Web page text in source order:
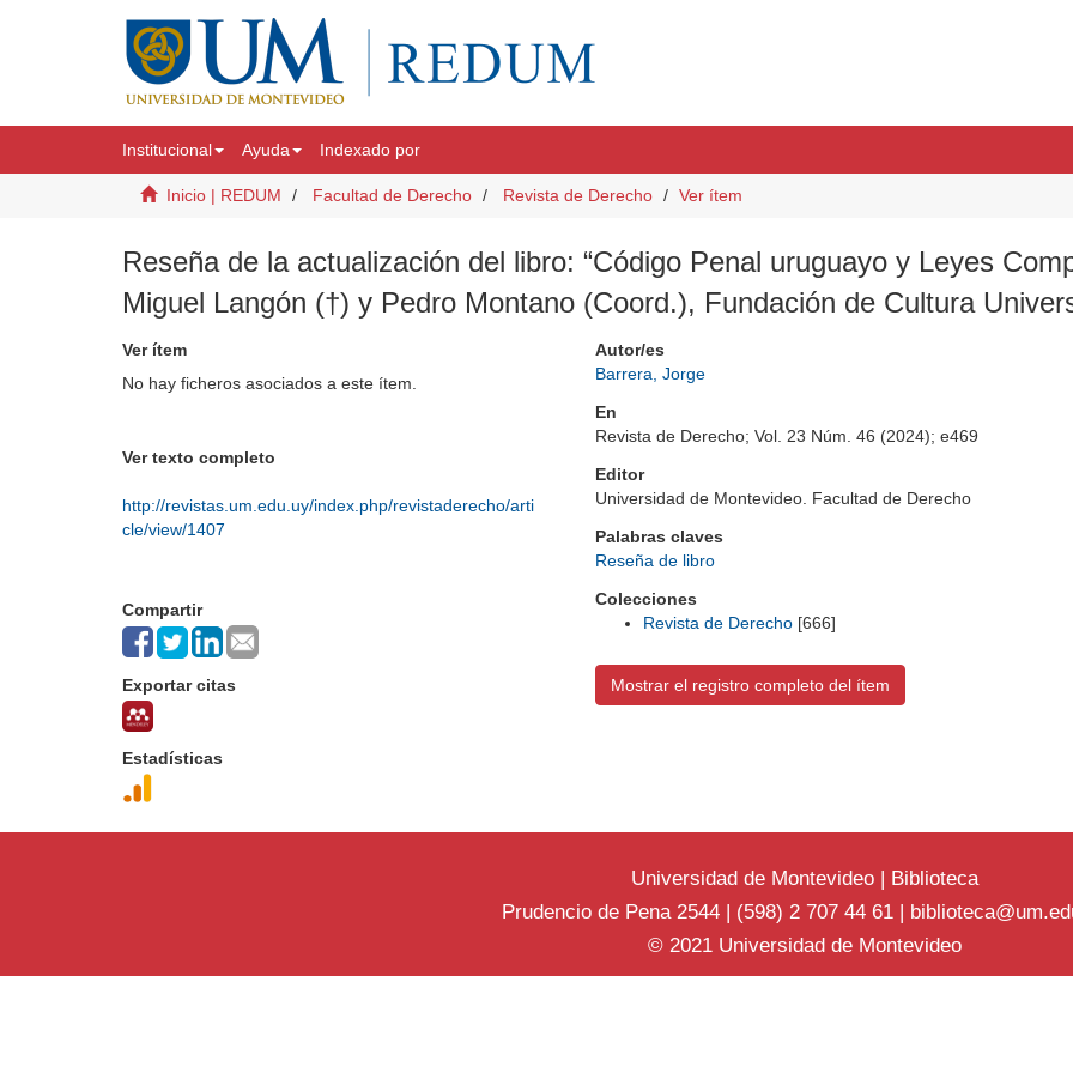
Institucional Ayuda Indexado por
Inicio | REDUM Facultad de Derecho Revista de Derecho Ver ítem
Reseña de la actualización del libro: “Código Penal uruguayo y Leyes
Miguel Langón (†) y Pedro Montano (Coord.), Fundación de Cultura
Ver ítem
No hay ficheros asociados a este ítem.
Ver texto completo
http://revistas.um.edu.uy/index.php/revistaderecho/arti
cle/view/1407
Compartir
Exportar citas
Estadísticas
Autor/es
Barrera, Jorge
En
Revista de Derecho; Vol. 23 Núm. 46 (2024); e469
Editor
Universidad de Montevideo. Facultad de Derecho
Palabras claves
Reseña de libro
Colecciones
Revista de Derecho [666]
Mostrar el registro completo del ítem
Universidad de Montevideo | Biblioteca
Prudencio de Pena 2544 | (598) 2 707 44 61 |
© 2021 Universidad de Montevideo